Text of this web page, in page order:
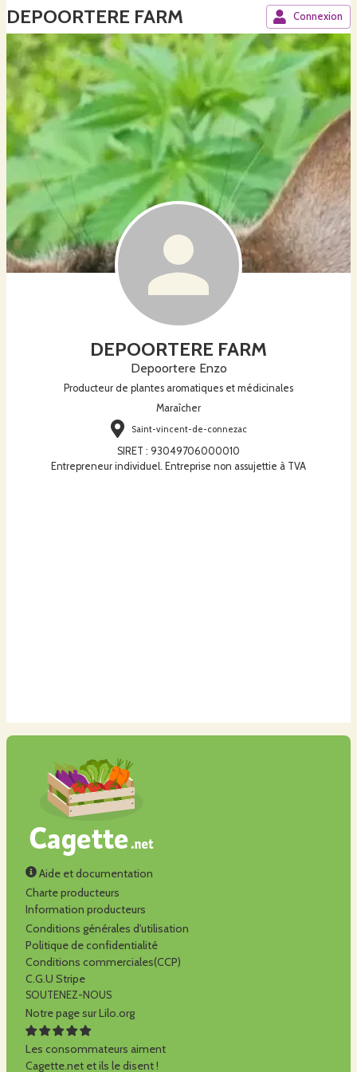
DEPOORTERE FARM Connexion
DEPOORTERE FARM
Depoortere Enzo
Producteur de plantes aromatiques et médicinales
Maraîcher
Saint-vincent-de-connezac
SIRET : 93049706000010
Entrepreneur individuel. Entreprise non assujettie à TVA
Aide et documentation
Charte producteurs
Information producteurs
Conditions générales d'utilisation
Politique de confidentialité
Conditions commerciales(CCP)
C.G.U Stripe
SOUTENEZ-NOUS
Notre page sur Lilo.org
Les consommateurs aiment
Cagette.net et ils le disent !